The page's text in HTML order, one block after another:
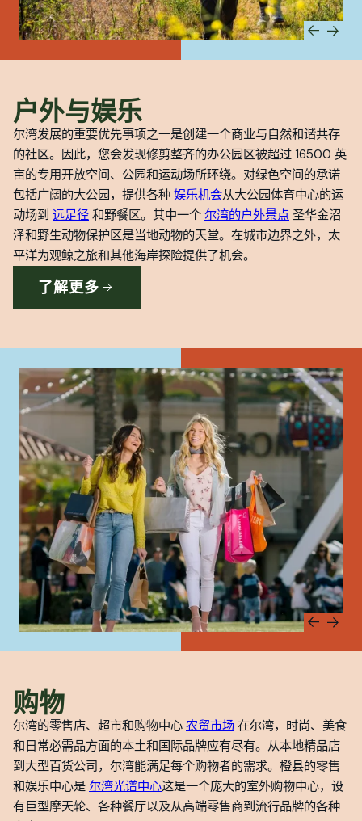
户外与娱乐
尔湾发展的重要优先事项之一是创建一个商业与自然和谐共存
的社区。因此，您会发现修剪整齐的办公园区被超过 16500 英
亩的专用开放空间、公园和运动场所环绕。对绿色空间的承诺
包括广阔的大公园，提供各种 娱乐机会从大公园体育中心的运
动场到 远足径 和野餐区。其中一个 尔湾的户外景点 圣华金沼
泽和野生动物保护区是当地动物的天堂。在城市边界之外，太
平洋为观鲸之旅和其他海岸探险提供了机会。
了解更多
购物
尔湾的零售店、超市和购物中心 农贸市场 在尔湾，时尚、美食
和日常必需品方面的本土和国际品牌应有尽有。从本地精品店
到大型百货公司，尔湾能满足每个购物者的需求。橙县的零售
和娱乐中心是 尔湾光谱中心这是一个庞大的室外购物中心，设
有巨型摩天轮、各种餐厅以及从高端零售商到流行品牌的各种